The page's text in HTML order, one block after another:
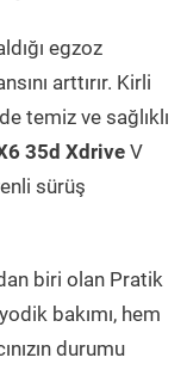
egzoz
arttırır. Kirli
temiz ve sağlıklı
35d Xdrive V
sürüş
biri olan Pratik
bakımı, hem
durumu